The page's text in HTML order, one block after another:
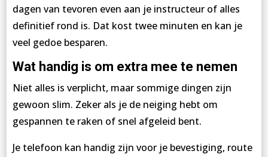
dagen van tevoren even aan je instructeur of alles
definitief rond is. Dat kost twee minuten en kan je
veel gedoe besparen.
Wat handig is om extra mee te nemen
Niet alles is verplicht, maar sommige dingen zijn
gewoon slim. Zeker als je de neiging hebt om
gespannen te raken of snel afgeleid bent.
Je telefoon kan handig zijn voor je bevestiging, route